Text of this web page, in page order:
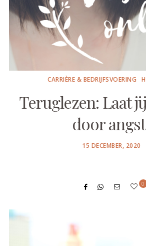
CARRIÈRE & BEDRIJFSVOERING
Teruglezen: Laat
door
POSTED
15 DECEMBER, 2020
0